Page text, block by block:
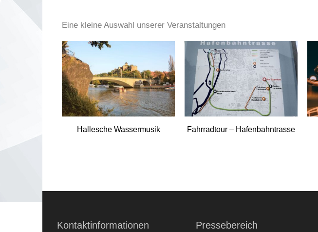
Ihr Name / Ansprechpartner (Pflichtfeld)
Ihre E-Mail-Adresse (Pflichtfeld)
Ihre Telefon-Nr.(Pflichtfeld)
Veranstaltung
Eine kleine Auswahl unserer Veranstaltungen
Hallesche Wassermusik Fahrradtour – Hafenbahntrasse
Kontaktinformationen Pressebereich